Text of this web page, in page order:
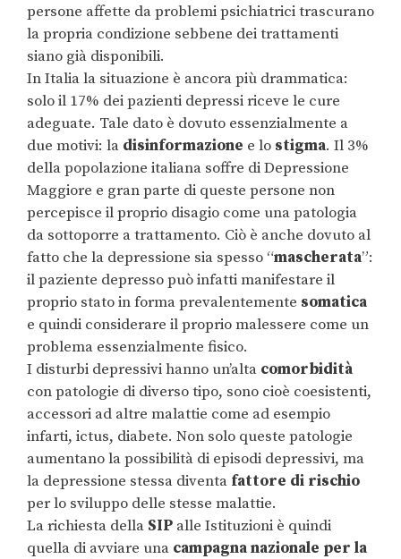
persone affette da problemi psichiatrici trascurano
la propria condizione sebbene dei trattamenti
siano già disponibili.
In Italia la situazione è ancora più drammatica:
solo il 17% dei pazienti depressi riceve le cure
adeguate. Tale dato è dovuto essenzialmente a
due motivi: la disinformazione e lo stigma. Il 3%
della popolazione italiana soffre di Depressione
Maggiore e gran parte di queste persone non
percepisce il proprio disagio come una patologia
da sottoporre a trattamento. Ciò è anche dovuto al
fatto che la depressione sia spesso “mascherata”:
il paziente depresso può infatti manifestare il
proprio stato in forma prevalentemente somatica
e quindi considerare il proprio malessere come un
problema essenzialmente fisico.
I disturbi depressivi hanno un’alta comorbidità
con patologie di diverso tipo, sono cioè coesistenti,
accessori ad altre malattie come ad esempio
infarti, ictus, diabete. Non solo queste patologie
aumentano la possibilità di episodi depressivi, ma
la depressione stessa diventa fattore di rischio
per lo sviluppo delle stesse malattie.
La richiesta della SIP alle Istituzioni è quindi
quella di avviare una campagna nazionale per la